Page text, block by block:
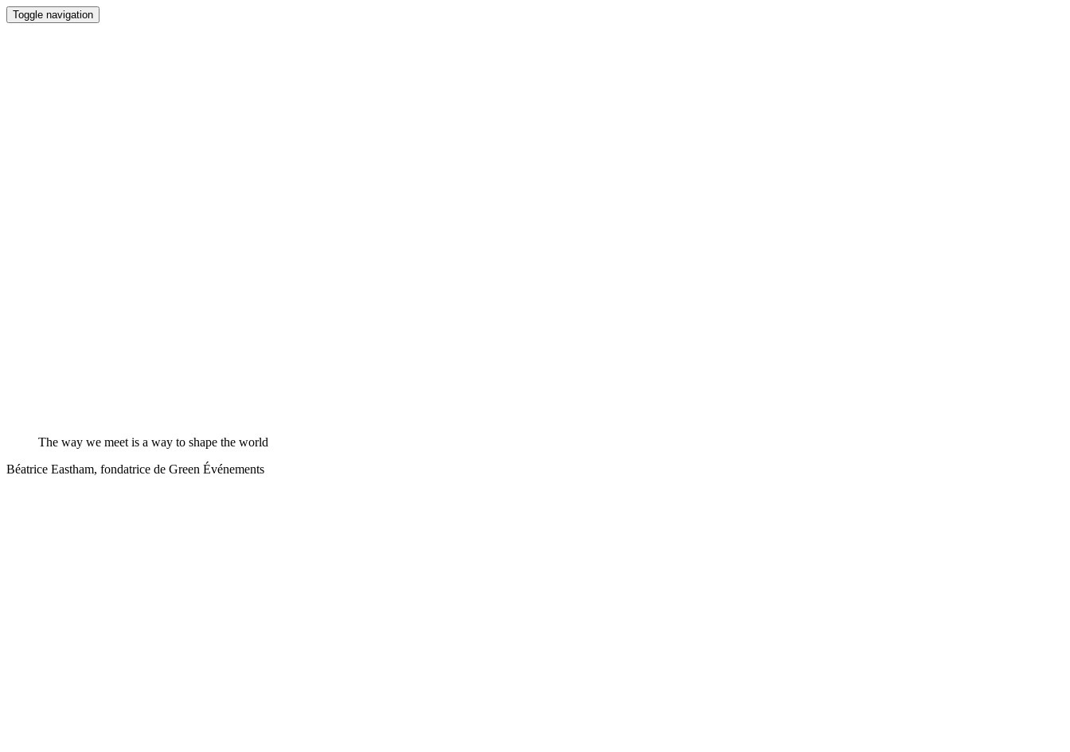
Toggle navigation
The way we meet is a way to shape the world
Béatrice Eastham, fondatrice de Green Événements